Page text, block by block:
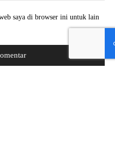
saya di browser ini untuk lain